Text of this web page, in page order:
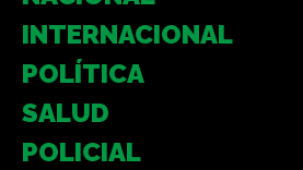
INTERNACIONAL
POLÍTICA
SALUD
POLICIAL